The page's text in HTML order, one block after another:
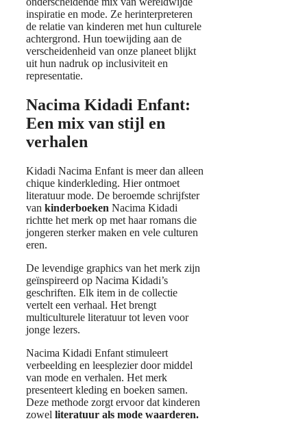
inspiratie en mode. Ze herinterpreteren
de relatie van kinderen met hun culturele
achtergrond. Hun toewijding aan de
verscheidenheid van onze planeet blijkt
uit hun nadruk op inclusiviteit en
representatie.
Nacima Kidadi Enfant:
Een mix van stijl en
verhalen
Kidadi Nacima Enfant is meer dan alleen
chique kinderkleding. Hier ontmoet
literatuur mode. De beroemde schrijfster
van kinderboeken Nacima Kidadi
richtte het merk op met haar romans die
jongeren sterker maken en vele culturen
eren.
De levendige graphics van het merk zijn
geïnspireerd op Nacima Kidadi’s
geschriften. Elk item in de collectie
vertelt een verhaal. Het brengt
multiculturele literatuur tot leven voor
jonge lezers.
Nacima Kidadi Enfant stimuleert
verbeelding en leesplezier door middel
van mode en verhalen. Het merk
presenteert kleding en boeken samen.
Deze methode zorgt ervoor dat kinderen
zowel literatuur als mode waarderen.